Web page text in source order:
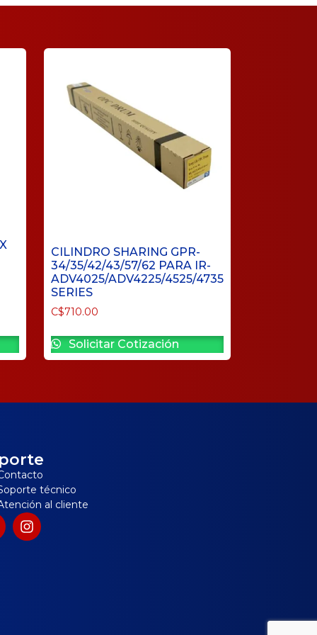
CILINDRO SHARING GPR-
34/35/42/43/57/62 PARA IR-
ADV4025/ADV4225/4525/4735
SERIES
C$710.00
Solicitar Cotización
técnico
al cliente